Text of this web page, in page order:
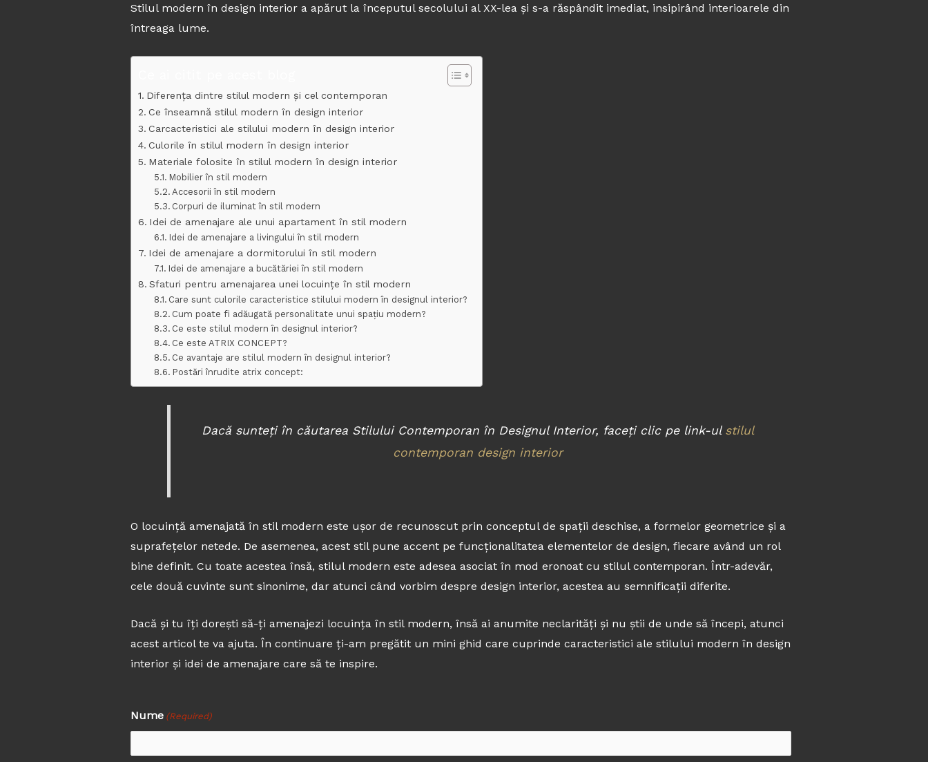
Stilul modern în design interior a apărut la începutul secolului al XX-lea și s-a răspândit imediat, insipirând interioarele din
întreaga lume.
Diferența dintre stilul modern și cel contemporan
Ce înseamnă stilul modern în design interior
Carcacteristici ale stilului modern în design interior
Culorile în stilul modern în design interior
Materiale folosite în stilul modern în design interior
Mobilier în stil modern
Accesorii în stil modern
Corpuri de iluminat în stil modern
Idei de amenajare ale unui apartament în stil modern
Idei de amenajare a livingului în stil modern
Idei de amenajare a dormitorului în stil modern
Idei de amenajare a bucătăriei în stil modern
Sfaturi pentru amenajarea unei locuințe în stil modern
Care sunt culorile caracteristice stilului modern în designul interior?
Cum poate fi adăugată personalitate unui spațiu modern?
Ce este stilul modern în designul interior?
Ce este ATRIX CONCEPT?
Ce avantaje are stilul modern în designul interior?
Postări înrudite atrix concept:
Dacă sunteți în căutarea Stilului Contemporan în Designul Interior, faceți clic pe link-ul stilul
contemporan design interior
O locuință amenajată în stil modern este ușor de recunoscut prin conceptul de spații deschise, a formelor geometrice și a
suprafețelor netede. De asemenea, acest stil pune accent pe funcționalitatea elementelor de design, fiecare având un rol
bine definit. Cu toate acestea însă, stilul modern este adesea asociat în mod eronoat cu stilul contemporan. Într-adevăr,
cele două cuvinte sunt sinonime, dar atunci când vorbim despre design interior, acestea au semnificații diferite.
Dacă și tu îți dorești să-ți amenajezi locuința în stil modern, însă ai anumite neclarități și nu știi de unde să începi, atunci
acest articol te va ajuta. În continuare ți-am pregătit un mini ghid care cuprinde caracteristici ale stilului modern în design
interior și idei de amenajare care să te inspire.
Nume (Required)
First